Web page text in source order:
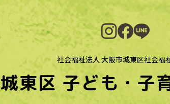
社会福祉法人 大阪市城東区社会福
城東区子ども・子